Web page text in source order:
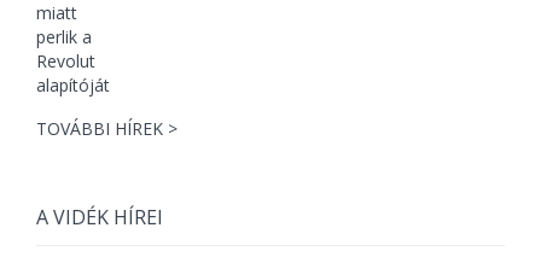
TOVÁBBI HÍREK >
A VIDÉK HÍREI